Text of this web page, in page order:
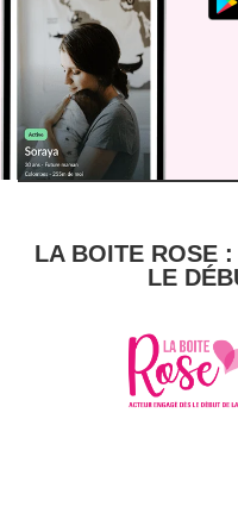
LA BOITE ROSE
LE